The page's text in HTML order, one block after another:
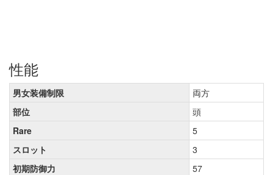
性能
男女装備制限
両方
部位
頭
Rare
5
スロット
3
初期防御力
57